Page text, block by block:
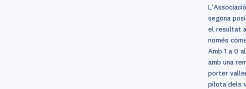
segona
el resultat
només
Amb 1 a 0
amb una
porter
pilota dels